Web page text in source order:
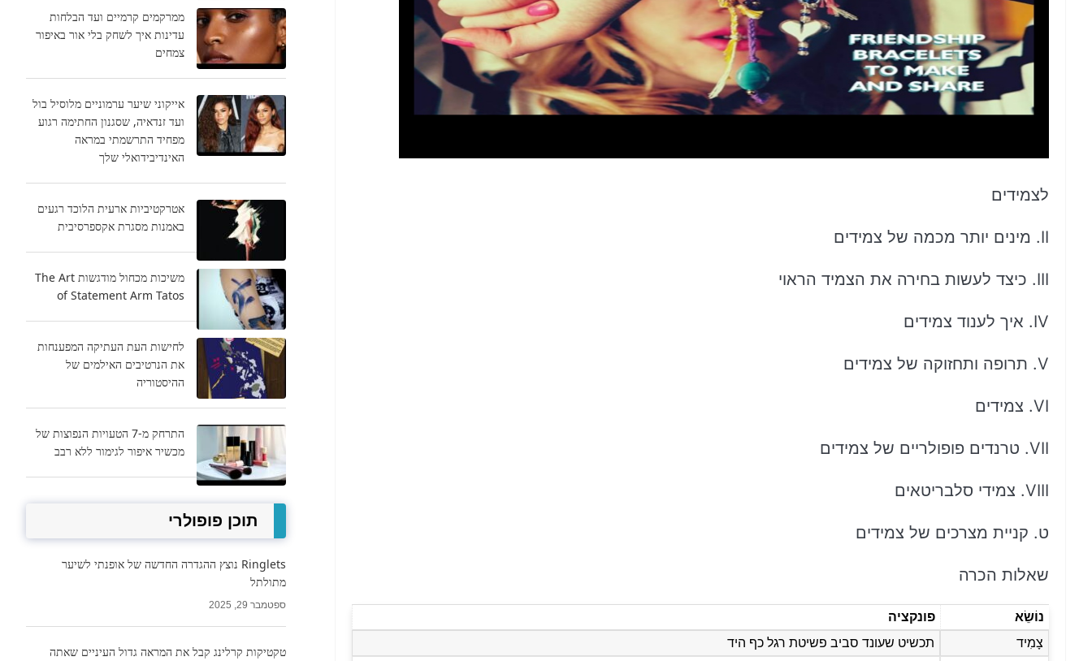
לצמידים
II. מינים יותר מכמה של צמידים
III. כיצד לעשות בחירה את הצמיד הראוי
IV. איך לענוד צמידים
V. תרופה ותחזוקה של צמידים
VI. צמידים
VII. טרנדים פופולריים של צמידים
VIII. צמידי סלבריטאים
ט. קניית מצרכים של צמידים
שאלות הכרה
נוֹשֵׂא
פונקציה
צָמִיד
תכשיט שעונד סביב פשיטת רגל ​​כף היד
ממרקמים קרמיים ועד הבלחות
עדינות איך לשחק בלי אור באיפור
צמחים
אייקוני שיער ערמוניים מלוסיל בול
ועד זנדאיה, שסגנון החתימה רגוע
מפחיד התרשמתי במראה
האינדיבידואלי שלך
אטרקטיביות ארעית הלוכד רגעים
באמנות מסגרת אקספרסיבית
משיכות מכחול מודגשות The Art
of Statement Arm Tatos
לחישות העת העתיקה המפענחות
את הנרטיבים האילמים של
ההיסטוריה
התרחק מ-7 הטעויות הנפוצות של
מכשיר איפור לגימור ללא רבב
תוכן פופולרי
Ringlets נוצץ ההגדרה החדשה של אופנתי לשיער
מתולתל
ספטמבר 29, 2025
טקטיקות קרלינג קבל את המראה גדול העיניים שאתה